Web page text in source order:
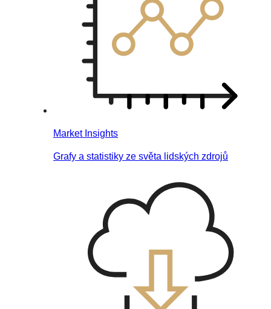
Market Insights
Grafy a statistiky ze světa lidských zdrojů